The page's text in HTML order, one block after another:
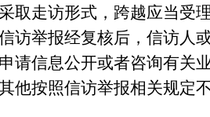
采取走访形式，跨越应当
信访举报经复核后，信访
申请信息公开或者咨询有关
其他按照信访举报相关规定